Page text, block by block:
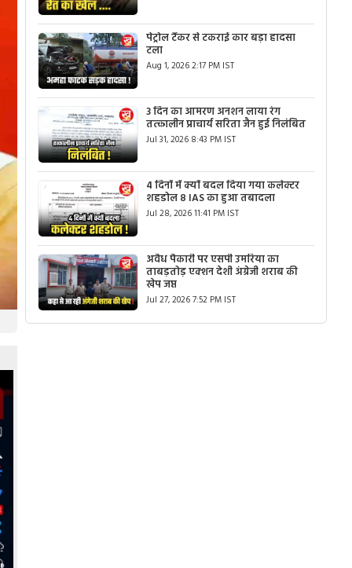
पेट्रोल टैंकर से टकराई कार बड़ा हादसा
टला
Aug 1, 2026 2:17 PM IST
3 दिन का आमरण अनशन लाया रंग
तत्कालीन प्राचार्य सरिता जैन हुई निलंबित
Jul 31, 2026 8:43 PM IST
4 दिनों में क्यों बदल दिया गया कलेक्टर
शहडोल 8 IAS का हुआ तबादला
Jul 28, 2026 11:41 PM IST
अवैध पैकारी पर एसपी उमरिया का
ताबड़तोड़ एक्शन देशी अंग्रेजी शराब की
खेप जप्त
Jul 27, 2026 7:52 PM IST